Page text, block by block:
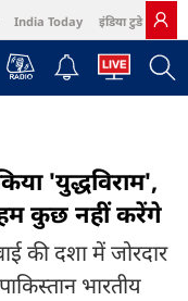
India Today इंडिया टुडे हिंदी
Bazaar Northeast
'युद्धविराम',
हम कुछ नहीं करेंगे
की दशा में जोरदार
भारतीय